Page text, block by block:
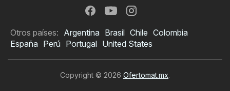
Otros países: Argentina Brasil Chile Colombia
España Perú Portugal United States
Copyright © 2026 Ofertomat.mx.